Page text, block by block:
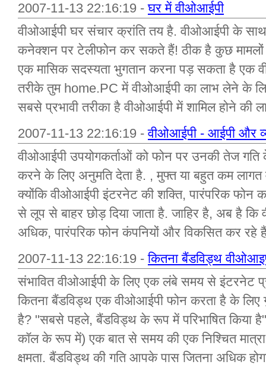
2007-11-13 22:16:19 -घर में वीओआईपी
वीओआईपी घर संचार क्रांति तय है. वीओआईपी के
कनेक्शन पर टेलीफोन कर सकते हैं! ठीक है कुछ मामलों
एक मासिक सदस्यता भुगतान करना पड़ सकता है एक
तरीके तुम home.PC में वीओआईपी का लाभ लेने के
सबसे प्रभावी तरीका है वीओआईपी में शामिल होने
2007-11-13 22:16:19 -वीओआईपी - आईपी और
वीओआईपी उपयोगकर्ताओं को फोन पर उनकी तेज
करने के लिए अनुमति देता है. , मुफ्त या बहुत कम लागत
क्योंकि वीओआईपी इंटरनेट की शक्ति, पारंपरिक फोन
से लूप से बाहर छोड़ दिया जाता है. जाहिर है, अब है
अधिक, पारंपरिक फोन कंपनियों और विकसित कर
2007-11-13 22:16:19 -कितना बैंडविड्थ
संभावित वीओआईपी के लिए एक लंबे समय से इंटरनेट
कितना बैंडविड्थ एक वीओआईपी फोन करता है के
है? "सबसे पहले, बैंडविड्थ के रूप में परिभाषित किया
कॉल के रूप में) एक बात से समय की एक निश्चित
क्षमता. बैंडविड्थ की गति आपके पास जितना अधिक